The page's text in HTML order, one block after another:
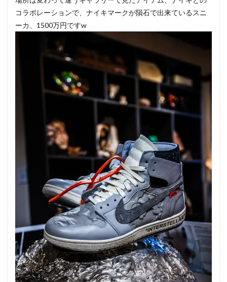
コラボレーションで、ナイキマークが隕石で出来ているスニ
ーカ、1500万円ですw